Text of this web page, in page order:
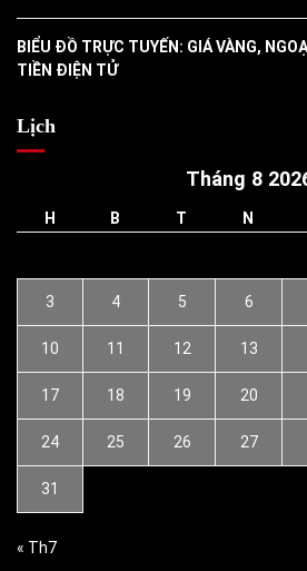
BIỂU ĐỒ TRỰC TUYẾN: GIÁ VÀNG,
TIỀN ĐIỆN TỬ
Lịch
Tháng 8
H B T N
3 4 5 6
10 11 12 13
17 18 19 20
24 25 26 27
31
« Th7